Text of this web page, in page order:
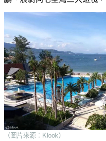
（圖片來源：Klook）